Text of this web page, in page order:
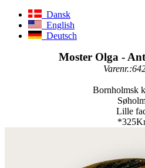
Dansk
English
Deutsch
Moster Olga -
Bornholmsk
Lille